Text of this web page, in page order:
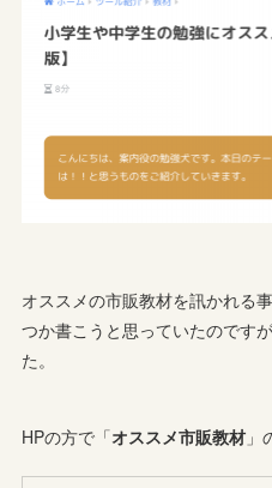
オススメの市販教材を訊かれる
つか書こうと思っていたのです
た。
HPの方で「オススメ市販教材 」